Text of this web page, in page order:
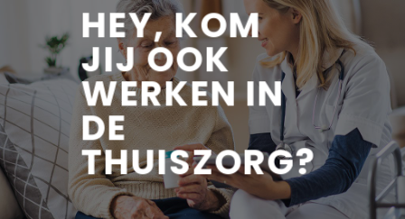
HEY,KOM
JIJ OOK
WERKEN IN
DE
THUISZORG?